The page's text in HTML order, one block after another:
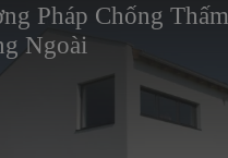
Pháp Chống Thấm
Ngoài